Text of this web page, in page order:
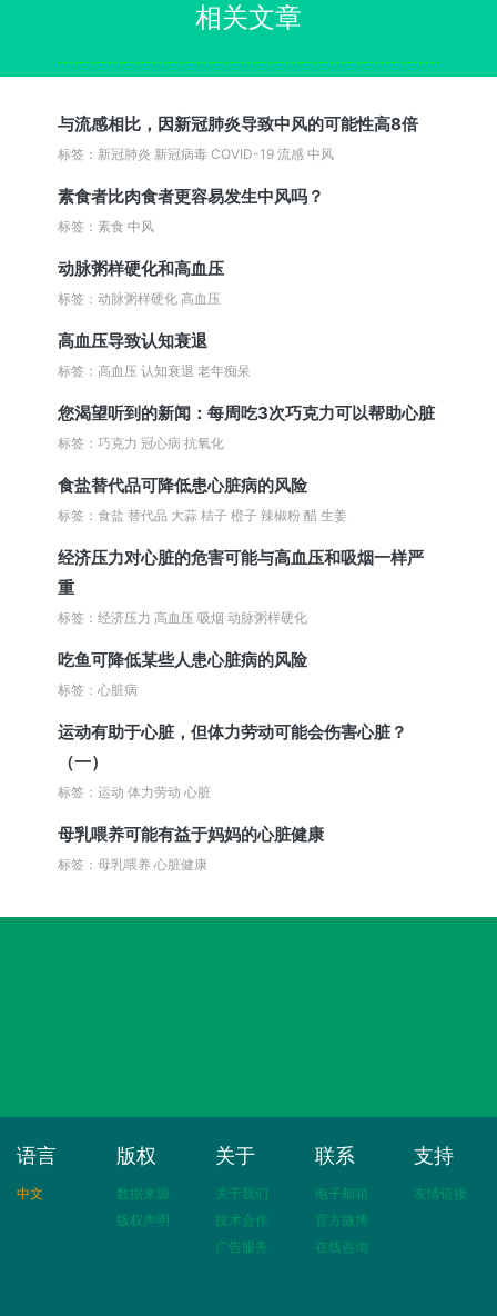
相关文章
与流感相比，因新冠肺炎导致中风的可能性高8倍
标签：新冠肺炎 新冠病毒 COVID-19 流感 中风
素食者比肉食者更容易发生中风吗？
标签：素食 中风
动脉粥样硬化和高血压
标签：动脉粥样硬化 高血压
高血压导致认知衰退
标签：高血压 认知衰退 老年痴呆
您渴望听到的新闻：每周吃3次巧克力可以帮助心脏
标签：巧克力 冠心病 抗氧化
食盐替代品可降低患心脏病的风险
标签：食盐 替代品 大蒜 桔子 橙子 辣椒粉 醋 生姜
经济压力对心脏的危害可能与高血压和吸烟一样严
重
标签：经济压力 高血压 吸烟 动脉粥样硬化
吃鱼可降低某些人患心脏病的风险
标签：心脏病
运动有助于心脏，但体力劳动可能会伤害心脏？
（一）
标签：运动 体力劳动 心脏
母乳喂养可能有益于妈妈的心脏健康
标签：母乳喂养 心脏健康
语言
中文
版权
数据来源
版权声明
关于
关于我们
技术合作
广告服务
联系
电子邮箱
官方微博
在线咨询
支持
友情链接